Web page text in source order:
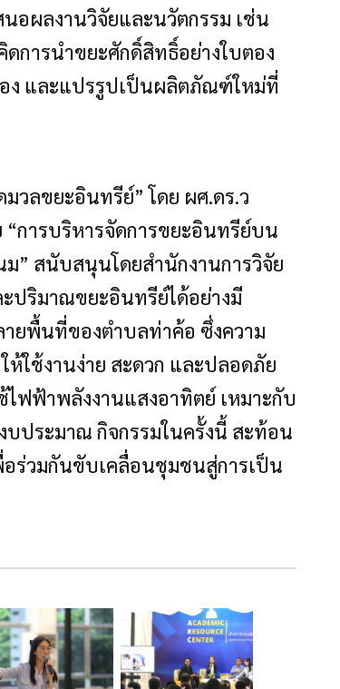
อผลงานวิจัยและนวัตกรรม เช่น
การนำขยะศักดิ์สิทธิ์อย่างใบตอง
อง และแปรรูปเป็นผลิตภัณฑ์ใหม่ที่
วลขยะอินทรีย์” โดย ผศ.ดร.ว
การบริหารจัดการขยะอินทรีย์บน
” สนับสนุนโดยสำนักงานการวิจัย
ปริมาณขยะอินทรีย์ได้อย่างมี
ยพื้นที่ของตำบลท่าค้อ ซึ่งความ
ห้ใช้งานง่าย สะดวก และปลอดภัย
ฟฟ้าพลังงานแสงอาทิตย์ เหมาะกับ
ประมาณ กิจกรรมในครั้งนี้ สะท้อน
อร่วมกันขับเคลื่อนชุมชนสู่การเป็น